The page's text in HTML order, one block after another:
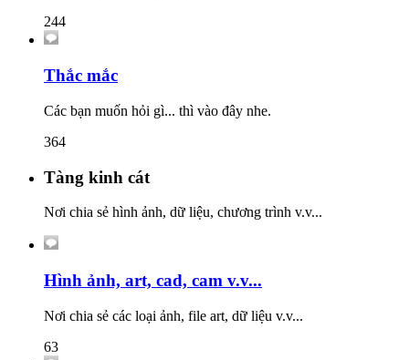
244
Thắc mắc
Các bạn muốn hỏi gì... thì vào đây nhe.
364
Tàng kinh cát
Nơi chia sẻ hình ảnh, dữ liệu, chương trình v.v...
Hình ảnh, art, cad, cam v.v...
Nơi chia sẻ các loại ảnh, file art, dữ liệu v.v...
63